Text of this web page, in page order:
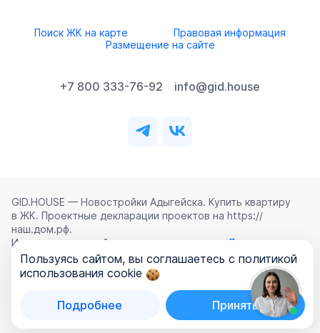
Поиск ЖК на карте
Правовая информация
Размещение на сайте
+7 800 333-76-92 info@gid.house
GID.HOUSE — Новостройки Адыгейска. Купить квартиру
в ЖК. Проектные декларации проектов на https://
наш.дом.рф.
Использование сайта означает согласие с
Лицензионным
соглашением ,Политикой конфиденциальностии
Политикой обработки персональных данных
ООО «ГИД.ХАУЗ»
Пользуясь сайтом, вы соглашаетесь с политикой
использования cookie
Подробнее Принять